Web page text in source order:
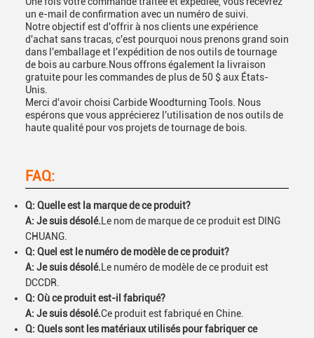
un e-mail de confirmation avec un numéro de suivi.
Notre objectif est d'offrir à nos clients une expérience
d'achat sans tracas, c'est pourquoi nous prenons grand soin
dans l'emballage et l'expédition de nos outils de tournage
de bois au carbure.Nous offrons également la livraison
gratuite pour les commandes de plus de 50 $ aux États-
Unis.
Merci d'avoir choisi Carbide Woodturning Tools. Nous
espérons que vous apprécierez l'utilisation de nos outils de
haute qualité pour vos projets de tournage de bois.
FAQ:
Q: Quelle est la marque de ce produit?
A: Je suis désolé. Le nom de marque de ce produit est DING
CHUANG.
Q: Quel est le numéro de modèle de ce produit?
A: Je suis désolé. Le numéro de modèle de ce produit est
DCCDR.
Q: Où ce produit est-il fabriqué?
A: Je suis désolé.Ce produit est fabriqué en Chine.
Q: Quels sont les matériaux utilisés pour fabriquer ce